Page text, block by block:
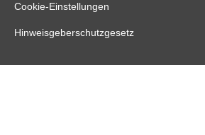
Cookie-Einstellungen
Hinweisgeberschutzgesetz